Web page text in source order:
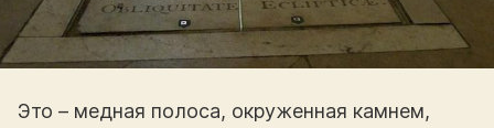
Это – медная полоса, окруженная камнем,